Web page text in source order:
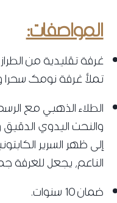
المواصفات:
غرفة تقليدية من
تملأ غرفة نومك سحرا
‌الطلاء الذهبي مع
والنحت اليدوي
إلى ظهر السرير
الناعم، يجعل للغرفة
ضمان 10 سنوات.